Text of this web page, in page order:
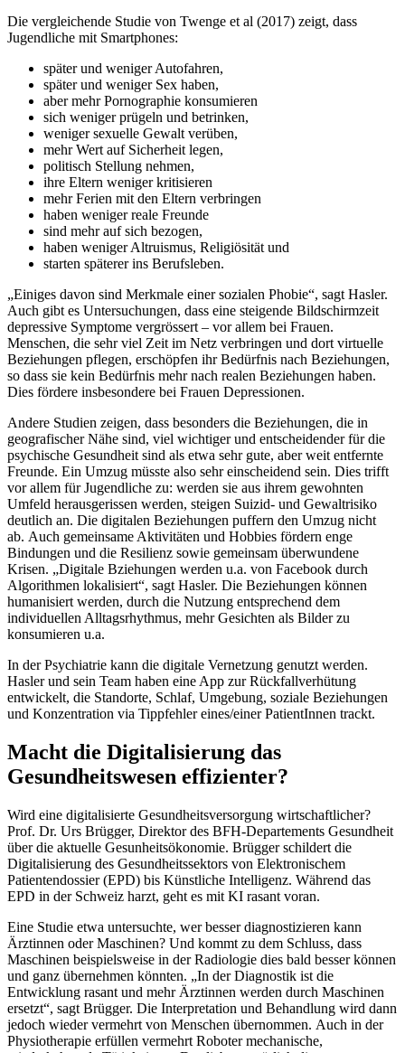
Die vergleichende Studie von Twenge et al (2017) zeigt, dass
Jugendliche mit Smartphones:
später und weniger Autofahren,
später und weniger Sex haben,
aber mehr Pornographie konsumieren
sich weniger prügeln und betrinken,
weniger sexuelle Gewalt verüben,
mehr Wert auf Sicherheit legen,
politisch Stellung nehmen,
ihre Eltern weniger kritisieren
mehr Ferien mit den Eltern verbringen
haben weniger reale Freunde
sind mehr auf sich bezogen,
haben weniger Altruismus, Religiösität und
starten späterer ins Berufsleben.
„Einiges davon sind Merkmale einer sozialen Phobie“, sagt Hasler.
Auch gibt es Untersuchungen, dass eine steigende Bildschirmzeit
depressive Symptome vergrössert – vor allem bei Frauen.
Menschen, die sehr viel Zeit im Netz verbringen und dort virtuelle
Beziehungen pflegen, erschöpfen ihr Bedürfnis nach Beziehungen,
so dass sie kein Bedürfnis mehr nach realen Beziehungen haben.
Dies fördere insbesondere bei Frauen Depressionen.
Andere Studien zeigen, dass besonders die Beziehungen, die in
geografischer Nähe sind, viel wichtiger und entscheidender für die
psychische Gesundheit sind als etwa sehr gute, aber weit entfernte
Freunde. Ein Umzug müsste also sehr einscheidend sein. Dies trifft
vor allem für Jugendliche zu: werden sie aus ihrem gewohnten
Umfeld herausgerissen werden, steigen Suizid- und Gewaltrisiko
deutlich an. Die digitalen Beziehungen puffern den Umzug nicht
ab. Auch gemeinsame Aktivitäten und Hobbies fördern enge
Bindungen und die Resilienz sowie gemeinsam überwundene
Krisen. „Digitale Bziehungen werden u.a. von Facebook durch
Algorithmen lokalisiert“, sagt Hasler. Die Beziehungen können
humanisiert werden, durch die Nutzung entsprechend dem
individuellen Alltagsrhythmus, mehr Gesichten als Bilder zu
konsumieren u.a.
In der Psychiatrie kann die digitale Vernetzung genutzt werden.
Hasler und sein Team haben eine App zur Rückfallverhütung
entwickelt, die Standorte, Schlaf, Umgebung, soziale Beziehungen
und Konzentration via Tippfehler eines/einer PatientInnen trackt.
Macht die Digitalisierung das
Gesundheitswesen effizienter?
Wird eine digitalisierte Gesundheitsversorgung wirtschaftlicher?
Prof. Dr. Urs Brügger, Direktor des BFH-Departements Gesundheit
über die aktuelle Gesunheitsökonomie. Brügger schildert die
Digitalisierung des Gesundheitssektors von Elektronischem
Patientendossier (EPD) bis Künstliche Intelligenz. Während das
EPD in der Schweiz harzt, geht es mit KI rasant voran.
Eine Studie etwa untersuchte, wer besser diagnostizieren kann
Ärztinnen oder Maschinen? Und kommt zu dem Schluss, dass
Maschinen beispielsweise in der Radiologie dies bald besser können
und ganz übernehmen könnten. „In der Diagnostik ist die
Entwicklung rasant und mehr Ärztinnen werden durch Maschinen
ersetzt“, sagt Brügger. Die Interpretation und Behandlung wird dann
jedoch wieder vermehrt von Menschen übernommen. Auch in der
Physiotherapie erfüllen vermehrt Roboter mechanische,